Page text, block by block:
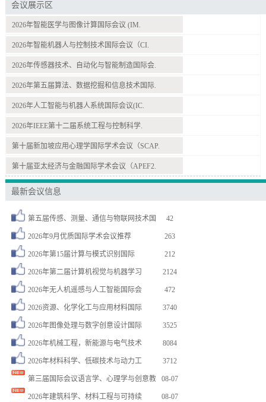
会议展示区
2026年智能医学与图像计算国际会议 (IM.
2026年智能机器人与控制技术国际会议（CI.
2026年传感器技术、自动化与智能制造国际会.
2026年第五届算法、数据挖掘和信息技术国际.
2026年人工智能与机器人系统国际会议(IC.
2026年IEEE第十二届系统工程与控制科学.
第十届新加坡应用心理学国际学术会议（SCAP.
第十届亚太经济与金融国际学术会议（APEF2.
最新会议信息
第五届传感、测量、通信与物联网技术国 42
2026年9月优质国际学术会议推荐 263
2026年第15届计算与模式识别国际 212
2026年第二届计算机视觉与机器学习 2124
2026年无人机遥感与人工智能国际会 472
2026资源、化学化工与应用材料国际 3740
2026年图像处理与数字创意设计国际 3525
2026年机械工程，新能源与电气技术 8084
2026年材料科学、低碳技术与动力工 3712
第三届国际会议语言学、心理学与创意教 08-07
2026年建筑科学、材料工程与可持续 08-07